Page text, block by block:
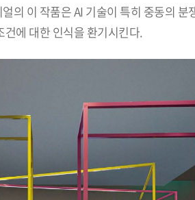
의 이 작품은 AI 기술이 특히 중동의
에 대한 인식을 환기시킨다.